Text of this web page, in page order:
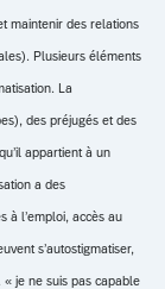
maintenir des relations
Plusieurs éléments
La
des préjugés et des
appartient à un
a des
à l’emploi, accès au
s’autostigmatiser,
je ne suis pas capable